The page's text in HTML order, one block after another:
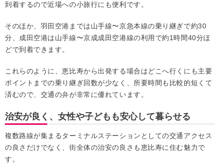
到着するので近場への小旅行にも便利です。
そのほか、羽田空港までは山手線〜京急本線の乗り継ぎで約30
分、成田空港は山手線〜京成成田空港線の利用で約1時間40分ほ
どで到着できます。
これらのように、恵比寿から出発する場合はどこへ行くにも主要
ポイントまでの乗り継ぎ回数が少なく、所要時間も比較的短くて
済むので、交通の弁が非常に優れています。
治安が良く、女性や子どもも安心して暮らせる
複数路線が集まるターミナルステーションとしての交通アクセス
の良さだけでなく、街全体の治安の良さも恵比寿に住む魅力で
す。